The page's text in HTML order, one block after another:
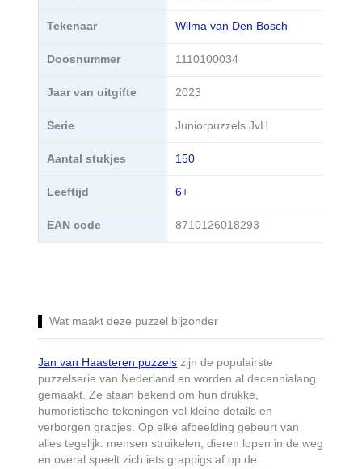
Tekenaar Wilma van Den Bosch
Doosnummer 1110100034
Jaar van uitgifte 2023
Serie Juniorpuzzels JvH
Aantal stukjes 150
Leeftijd 6+
EAN code 8710126018293
Wat maakt deze puzzel bijzonder
Jan van Haasteren puzzels zijn de populairste
puzzelserie van Nederland en worden al decennialang
gemaakt. Ze staan bekend om hun drukke,
humoristische tekeningen vol kleine details en
verborgen grapjes. Op elke afbeelding gebeurt van
alles tegelijk: mensen struikelen, dieren lopen in de weg
en overal speelt zich iets grappigs af op de